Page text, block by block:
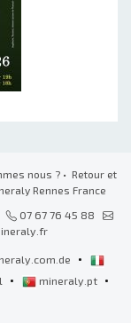
nous ? • Retour et
Rennes France
07 67 76 45 88
•
• mineraly.pt •